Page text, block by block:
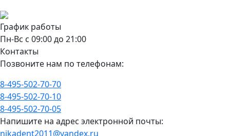
График работы
Пн-Вс с 09:00 до 21:00
Контакты
Позвоните нам по телефонам:
8-495-502-70-70
8-495-502-70-10
8-495-502-70-05
Напишите на адрес электронной почты:
nikadent2011@yandex.ru